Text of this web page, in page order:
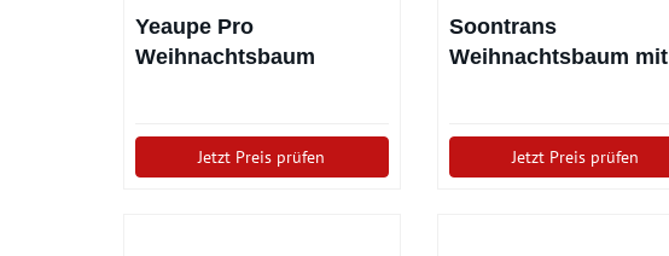
Yeaupe Pro
Weihnachtsbaum
Jetzt Preis prüfen
Soontrans
Weihnachtsbaum mit
Jetzt Preis prüfen